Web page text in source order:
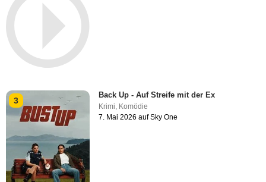
3
Back Up - Auf Streife mit der Ex
Krimi Komödie
7. Mai 2026 auf Sky One